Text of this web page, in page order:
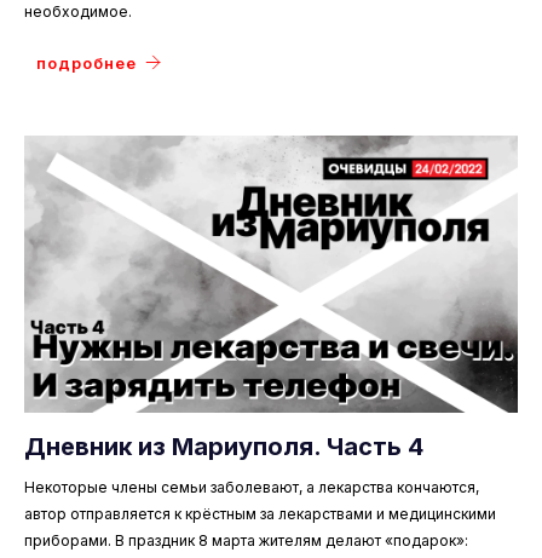
необходимое.
подробнее
Дневник из Мариуполя. Часть 4
Некоторые члены семьи заболевают, а лекарства кончаются,
автор отправляется к крёстным за лекарствами и медицинскими
приборами. В праздник 8 марта жителям делают «подарок»: